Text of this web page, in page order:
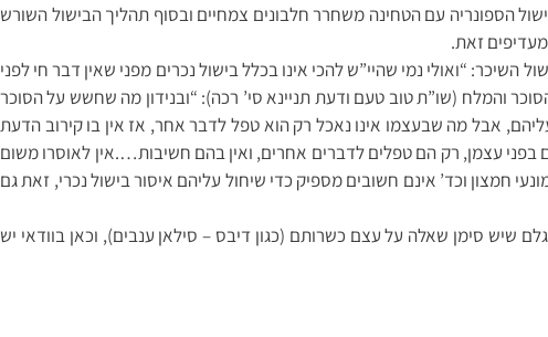
הספונריה עם הטחינה משחרר חלבונים צמחיים ובסוף תהליך הבישול השורש
מעדיפים זאת.
“ואולי נמי שהיי”ש להכי אינו בכלל בישול נכרים מפני שאין דבר חי לפני
והמלח (שו”ת טוב טעם ודעת תניינא סי’ רכה): “ובנידון מה שחשש על הסוכר
אבל מה שבעצמו אינו נאכל רק הוא טפל לדבר אחר, אז אין בו קירוב הדעת
בפני עצמן, רק הם טפלים לדברים אחרים, ואין בהם חשיבות….אין לאוסרו משום
חמצון וכד’ אינם חשובים מספיק כדי שיחול עליהם איסור בישול נכרי, זאת גם
שיש סימן שאלה על עצם כשרותם (כגון דיבס – סילאן ענבים), וכאן בוודאי יש